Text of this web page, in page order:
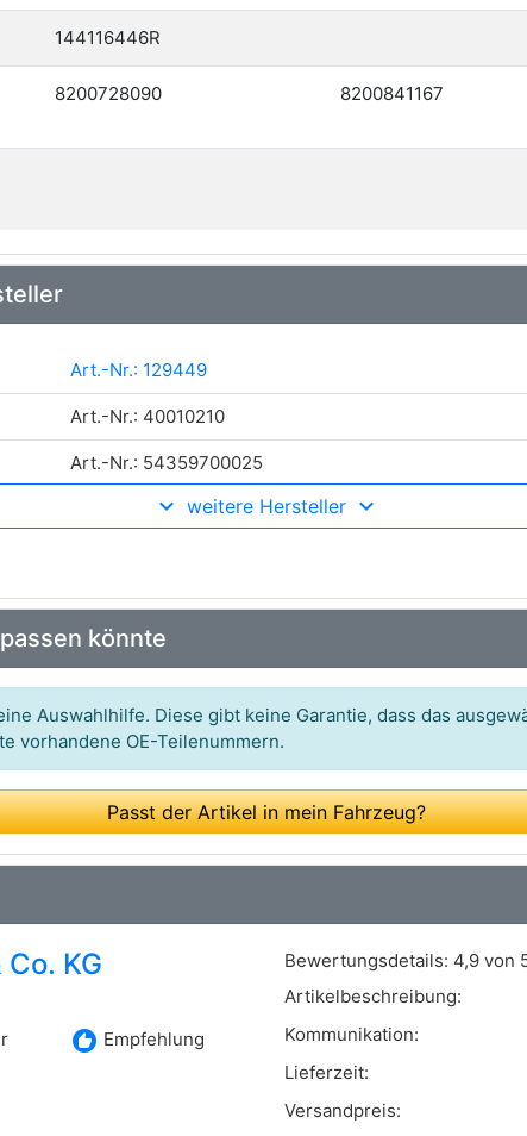
144116446R
8200728090 8200841167
Art.-Nr.: 129449
Art.-Nr.: 40010210
Art.-Nr.: 54359700025
Art.-Nr.: 336482weitere Hersteller
könnte
Auswahlhilfe. Diese gibt keine Garantie, dass das
vorhandene OE-Teilenummern.
Passt der Artikel in mein Fahrzeug?
KG
recommend Empfehlung
Bewertungsdetails: 4,9 von
Artikelbeschreibung:
Kommunikation:
Lieferzeit:
Versandpreis: